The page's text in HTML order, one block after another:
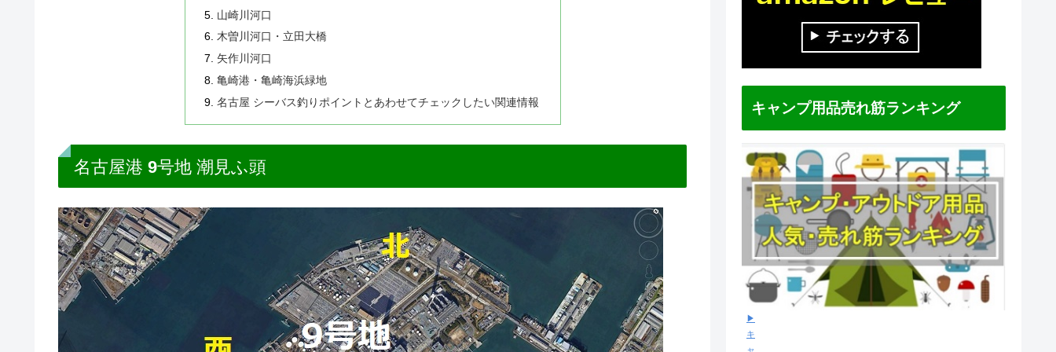
山崎川河口
木曽川河口・立田大橋
矢作川河口
亀崎港・亀崎海浜緑地
名古屋 シーバス釣りポイントとあわせてチェックしたい関連情報
名古屋港 9号地 潮見ふ頭
キャンプ用品売れ筋ランキング
▶
キ
ャ